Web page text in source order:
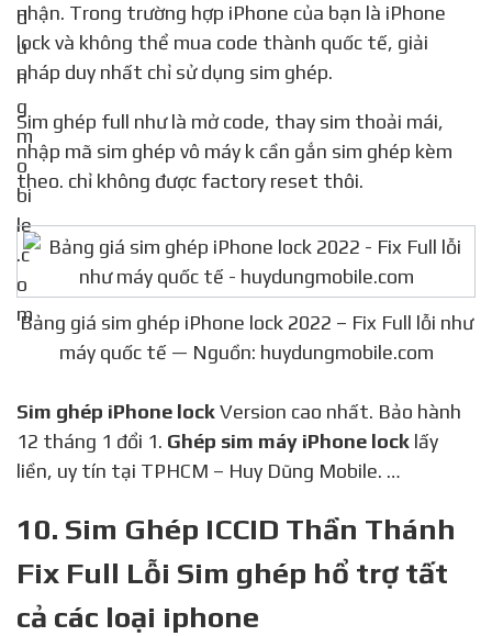
nhận. Trong trường hợp iPhone của bạn là iPhone
lock và không thể mua code thành quốc tế, giải
pháp duy nhất chỉ sử dụng sim ghép.
Sim ghép full như là mở code, thay sim thoải mái,
nhập mã sim ghép vô máy k cần gắn sim ghép kèm
theo. chỉ không được factory reset thôi.
Bảng giá sim ghép iPhone lock 2022 – Fix Full lỗi như
máy quốc tế — Nguồn: huydungmobile.com
Sim ghép iPhone lockVersion cao nhất. Bảo hành
12 tháng 1 đổi 1. Ghép sim máy iPhone lock lấy
liền, uy tín tại TPHCM – Huy Dũng Mobile. …
10. Sim Ghép ICCID Thần Thánh
Fix Full Lỗi Sim ghép hổ trợ tất
cả các loại iphone